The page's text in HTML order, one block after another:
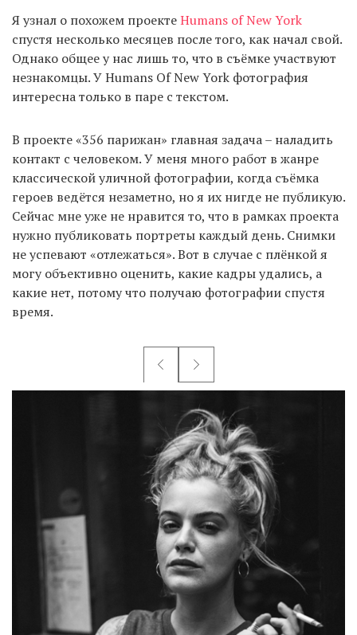
Я узнал о похожем проектеHumans of New York
спустя несколько месяцев после того, как начал свой.
Однако общее у нас лишь то, что в съёмке участвуют
незнакомцы. У Humans Of New York фотография
интересна только в паре с текстом.
В проекте «356 парижан» главная задача – наладить
контакт с человеком. У меня много работ в жанре
классической уличной фотографии, когда съёмка
героев ведётся незаметно, но я их нигде не публикую.
Сейчас мне уже не нравится то, что в рамках проекта
нужно публиковать портреты каждый день. Снимки
не успевают «отлежаться». Вот в случае с плёнкой я
могу объективно оценить, какие кадры удались, а
какие нет, потому что получаю фотографии спустя
время.